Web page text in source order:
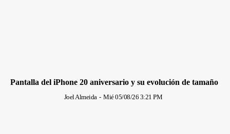
Pantalla del iPhone 20 aniversario y su evolución de tamaño
Joel Almeida - Mié 05/08/26 3:21 PM